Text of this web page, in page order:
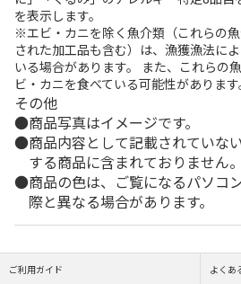
を表示します。
※エビ・カニを除く魚介類（これらの
された加工品も含む）は、漁獲漁法に
いる場合があります。 また、これらの
ビ・カニを食べている可能性があります
その他
商品写真はイメージです。
商品内容として記載されていな
する商品に含まれておりません。
商品の色は、ご覧になるパソコ
際と異なる場合があります。
ご利用ガイド よくあ